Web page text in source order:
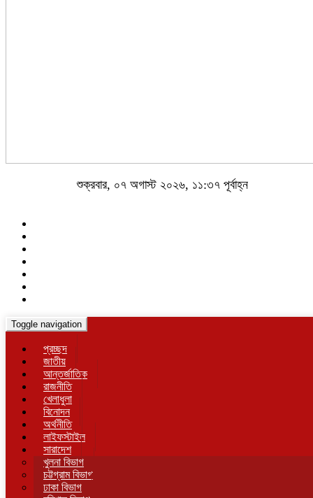
শুক্রবার, ০৭ অগাস্ট ২০২৬, ১১:৩৭ পূর্বাহ্ন
Toggle navigation
প্রচ্ছদ
জাতীয়
আন্তর্জাতিক
রাজনীতি
খেলাধুলা
বিনোদন
অর্থনীতি
লাইফস্টাইল
সারাদেশ
খুলনা বিভাগ
চট্টগ্রাম বিভাগ
ঢাকা বিভাগ